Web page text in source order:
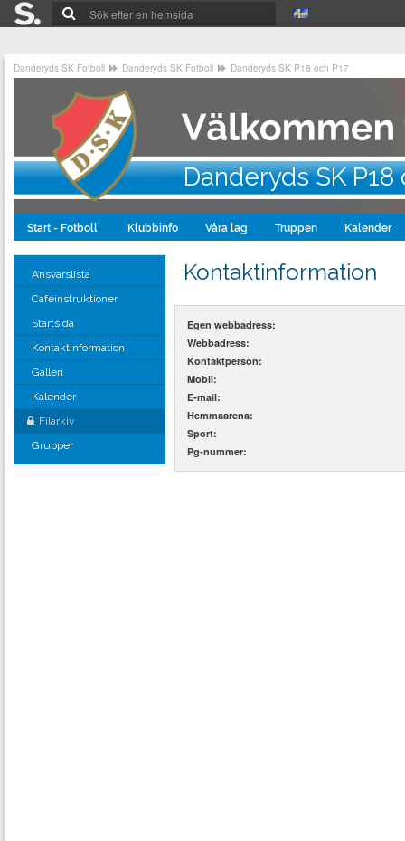
Danderyds SK Fotboll Danderyds SK Fotboll Danderyds SK P18 och P17
Danderyds SK P18
Start - Fotboll Klubbinfo Våra lag Truppen Kalender
Ansvarslista
Caféinstruktioner
Startsida
Kontaktinformation
Galleri
Kalender
Filarkiv
Grupper
Kontaktinformation
Egen webbadress:
Webbadress:
Kontaktperson:
Mobil:
E-mail:
Hemmaarena:
Sport:
Pg-nummer: